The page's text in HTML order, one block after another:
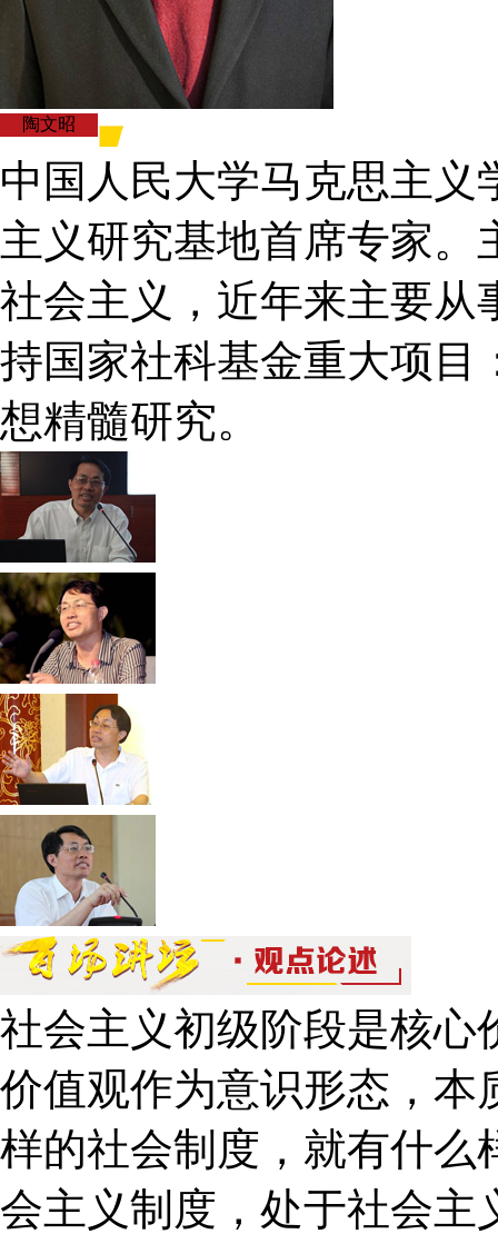
陶文昭
中国人民大学马克思主
主义研究基地首席专家
社会主义，近年来主要从
持国家社科基金重大项目
想精髓研究。
社会主义初级阶段是核心
价值观作为意识形态，本
样的社会制度，就有什么
会主义制度，处于社会主